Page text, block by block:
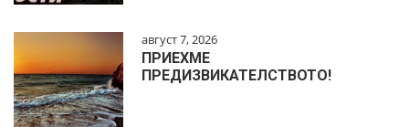
август 7, 2026
ПРИЕХМЕ
ПРЕДИЗВИКАТЕЛСТВОТО!